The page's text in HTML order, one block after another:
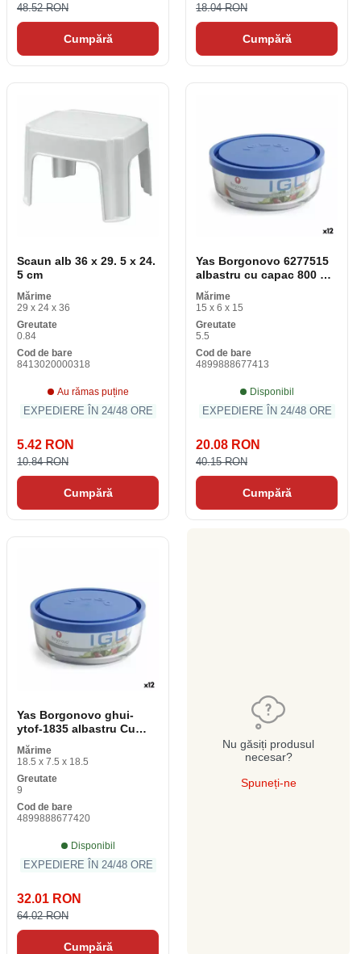
48.52 RON
Cumpără
18.04 RON
Cumpără
Scaun alb 36 x 29. 5 x 24.
5 cm
Mărime
29 x 24 x 36
Greutate
0.84
Cod de bare
8413020000318
Au rămas puține
EXPEDIERE ÎN 24/48 ORE
5.42 RON
10.84 RON
Cumpără
Yas Borgonovo 6277515
albastru cu capac 800 ml
(15 cm)
Mărime
15 x 6 x 15
Greutate
5.5
Cod de bare
4899888677413
Disponibil
EXPEDIERE ÎN 24/48 ORE
20.08 RON
40.15 RON
Cumpără
Yas Borgonovo ghui-
ytof-1835 albastru Cu
acoperire 1. 47 L (18 cm)
Mărime
18.5 x 7.5 x 18.5
Greutate
9
Cod de bare
4899888677420
Disponibil
EXPEDIERE ÎN 24/48 ORE
32.01 RON
64.02 RON
Cumpără
Nu găsiți produsul
necesar?
Spuneți-ne